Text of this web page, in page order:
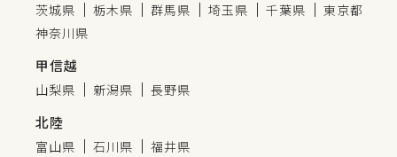
茨城県 栃木県 群馬県 埼玉県 千葉県
東京都
神奈川県
甲信越
山梨県 新潟県 長野県
北陸
富山県 石川県 福井県